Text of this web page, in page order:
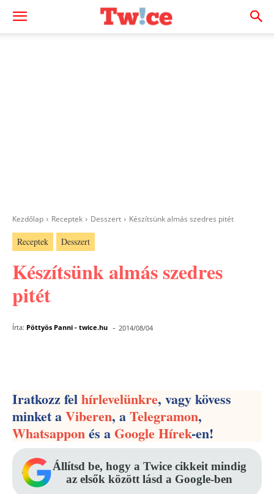
Kezdőlap Receptek Desszert Készítsünk almás szedres pitét
Receptek Desszert
Készítsünk almás szedres
pitét
Írta: Pöttyös Panni - twice.hu - 2014/08/04
Iratkozz felhírlevelünkre, vagy kövess
minket aViberen, aTelegramon,
Whatsapponés aGoogle Hírek-en!
Állítsd be, hogy a Twice cikkeit mindig
az elsők között lásd a Google-ben